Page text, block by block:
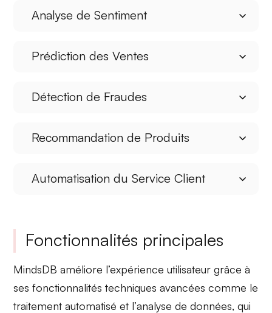
Analyse de Sentiment
Prédiction des Ventes
Détection de Fraudes
Recommandation de Produits
Automatisation du Service Client
Fonctionnalités principales
MindsDB améliore l’expérience utilisateur grâce à
ses fonctionnalités techniques avancées comme le
traitement automatisé et l’analyse de données, qui